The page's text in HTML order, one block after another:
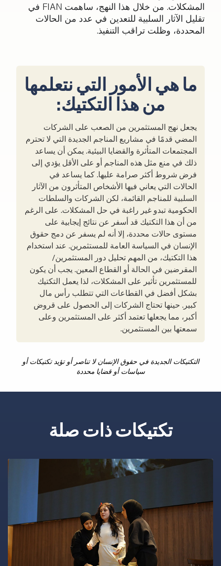
المشكلات. من خلال هذا النهج، ساهمت FIAN في
تقليل الآثار السلبية للتعدين في عدد من الحالات
المحددة، وظلت تراقب التنفيذ.
ما هي الأمور التي نتعلمها
من هذا التكتيك:
يجعل نهج المستثمرين من الصعب على الشركات
المضي قدمًا في مشاريع المناجم الجديدة التي لا تحترم
المجتمعات المتأثرة والقضايا البيئية. يمكن أن يساعد
ذلك في منع مثل هذه المناجم أو على الأقل يؤدي إلى
فرض شروط أكثر صرامة عليها. كما يساعد في
الحالات التي يعاني فيها الأشخاص المتأثرون من الآثار
السلبية للمناجم القائمة، لكن الشركات والسلطات
الحكومية تبدو غير راغبة في حل المشكلات. على الرغم
من أن هذا التكتيك قد أسفر عن نتائج إيجابية على
مستوى حالات محددة، إلا أنه لم يسفر عن دمج حقوق
الإنسان في السياسة العامة للمستثمرين. عند استخدام
هذا التكتيك، من المهم تحليل دور المستثمرين/
المقرضين في الحالة أو القطاع المعين. يجب أن يكون
للمستثمرين تأثير على المشكلات، لذا يعمل التكتيك
بشكل أفضل في القطاعات التي تتطلب رأس مال
كبير. حينها تحتاج الشركات إلى الحصول على قروض
أكبر، مما يجعلها تعتمد أكثر على المستثمرين وعلى
سمعتها بين المستثمرين.
التكتيكات الجديدة في حقوق الإنسان لا تناصر أو تؤيد تكتيكات أو
سياسات أو قضايا محددة
تكتيكات ذات صلة